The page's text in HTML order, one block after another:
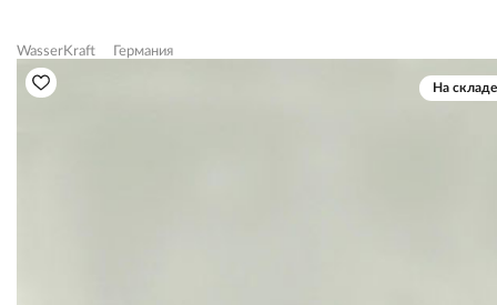
WasserKraft Германия
На складе